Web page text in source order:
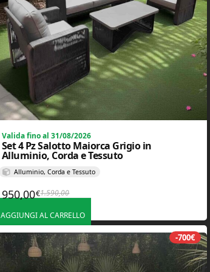
Valida fino al 31/08/2026
Set 4 Pz Salotto Maiorca Grigio in
Alluminio, Corda e Tessuto
Alluminio, Corda e Tessuto
1.590,00Il prezzo originale era: 1.590,00€.
950,00€ Il prezzo attuale è: 950,00€.
AGGIUNGI AL CARRELLO
-700€